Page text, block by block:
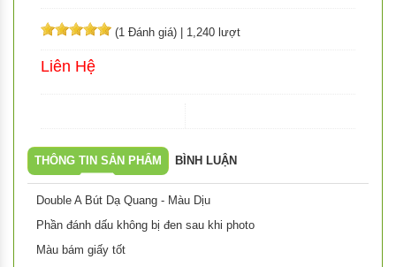
(1 Đánh giá) 1,240 lượt
Liên Hệ
THÔNG TIN SẢN PHẨM BÌNH LUẬN
Double A Bút Dạ Quang - Màu Dịu
Phần đánh dấu không bị đen sau khi photo
Màu bám giấy tốt